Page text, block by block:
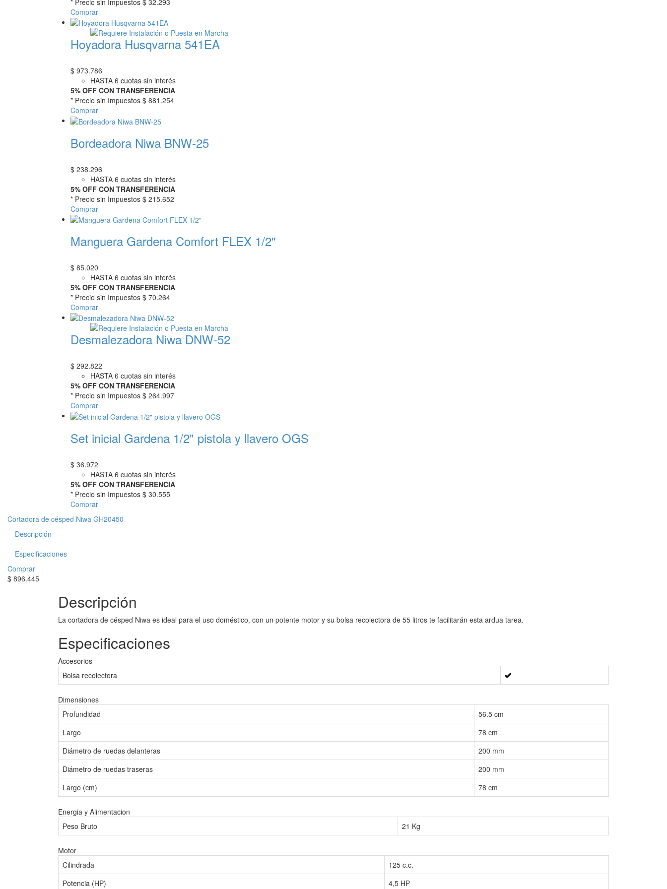
Comprar
Hoyadora Husqvarna 541EA
$ 973.786
HASTA 6 cuotas sin interés
5% OFF CON TRANSFERENCIA
* Precio sin Impuestos $ 881.254
Comprar
Bordeadora Niwa BNW-25
$ 238.296
HASTA 6 cuotas sin interés
5% OFF CON TRANSFERENCIA
* Precio sin Impuestos $ 215.652
Comprar
Manguera Gardena Comfort FLEX 1/2"
$ 85.020
HASTA 6 cuotas sin interés
5% OFF CON TRANSFERENCIA
* Precio sin Impuestos $ 70.264
Comprar
Desmalezadora Niwa DNW-52
$ 292.822
HASTA 6 cuotas sin interés
5% OFF CON TRANSFERENCIA
* Precio sin Impuestos $ 264.997
Comprar
Set inicial Gardena 1/2" pistola y llavero OGS
$ 36.972
HASTA 6 cuotas sin interés
5% OFF CON TRANSFERENCIA
* Precio sin Impuestos $ 30.555
Comprar
Cortadora de césped Niwa GH20450
Descripción
Especificaciones
Comprar
$ 896.445
Descripción
La cortadora de césped Niwa es ideal para el uso doméstico, con un potente motor y su bolsa recolectora de 55 litros te facilitarán esta ardua tarea.
Especificaciones
Accesorios
Bolsa recolectora
Dimensiones
Profundidad
56.5 cm
Largo
78 cm
Diámetro de ruedas delanteras
200 mm
Diámetro de ruedas traseras
200 mm
Largo (cm)
78 cm
Energia y Alimentacion
Peso Bruto
21 Kg
Motor
Cilindrada
125 c.c.
Potencia (HP)
4,5 HP